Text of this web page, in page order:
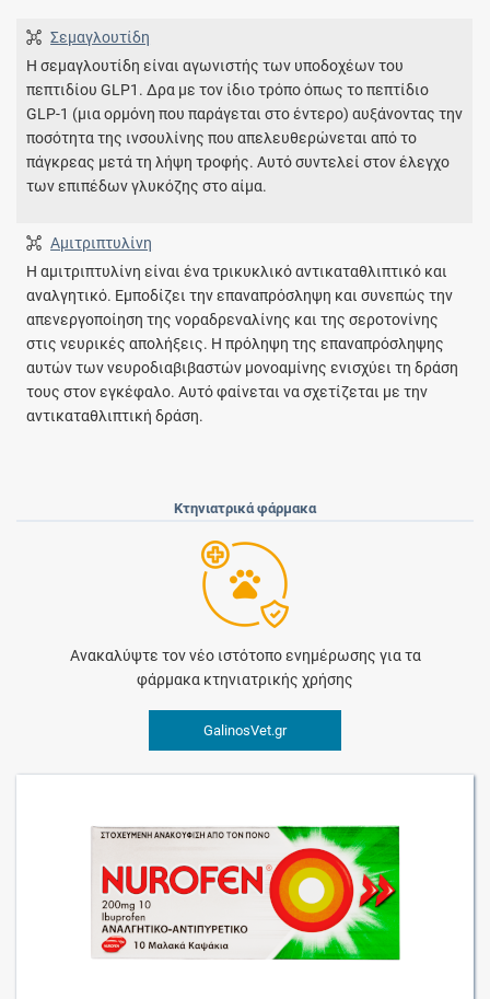
Σεμαγλουτίδη
Η σεμαγλουτίδη είναι αγωνιστής των υποδοχέων του
πεπτιδίου GLP1. Δρα με τον ίδιο τρόπο όπως το πεπτίδιο
GLP-1 (μια ορμόνη που παράγεται στο έντερο) αυξάνοντας την
ποσότητα της ινσουλίνης που απελευθερώνεται από το
πάγκρεας μετά τη λήψη τροφής. Αυτό συντελεί στον έλεγχο
των επιπέδων γλυκόζης στο αίμα.
Αμιτριπτυλίνη
Η αμιτριπτυλίνη είναι ένα τρικυκλικό αντικαταθλιπτικό και
αναλγητικό. Εμποδίζει την επαναπρόσληψη και συνεπώς την
απενεργοποίηση της νοραδρεναλίνης και της σεροτονίνης
στις νευρικές απολήξεις. Η πρόληψη της επαναπρόσληψης
αυτών των νευροδιαβιβαστών μονοαμίνης ενισχύει τη δράση
τους στον εγκέφαλο. Αυτό φαίνεται να σχετίζεται με την
αντικαταθλιπτική δράση.
Κτηνιατρικά φάρμακα
Ανακαλύψτε τον νέο ιστότοπο ενημέρωσης για τα
φάρμακα κτηνιατρικής χρήσης
GalinosVet.gr